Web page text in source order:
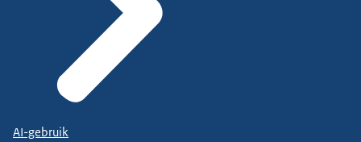
AI-gebruik